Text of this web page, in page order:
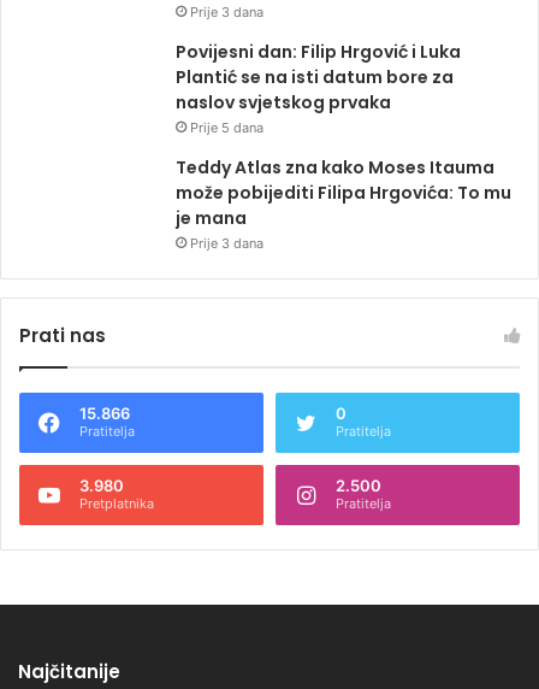
Prije 3 dana
Povijesni dan: Filip Hrgović i Luka
Plantić se na isti datum bore za
naslov svjetskog prvaka
Prije 5 dana
Teddy Atlas zna kako Moses Itauma
može pobijediti Filipa Hrgovića: To mu
je mana
Prije 3 dana
Prati nas
15.866
Pratitelja
0
Pratitelja
3.980
Pretplatnika
2.500
Pratitelja
Najčitanije